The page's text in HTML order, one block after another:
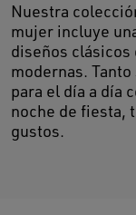
Nuestra
mujer incluye
diseños clásicos
modernas.
para el día a día
noche de fiesta,
gustos.